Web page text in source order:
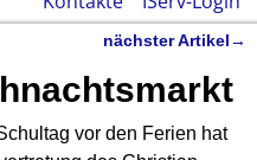
nächster Artikel→
vor den Ferien hat